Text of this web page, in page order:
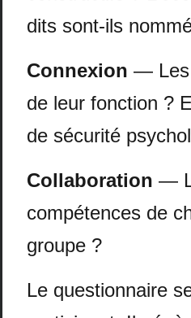
dits sont-ils
Connexion — Les
de leur fonction ?
de sécurité
Collaboration —
compétences de
groupe ?
Le questionnaire